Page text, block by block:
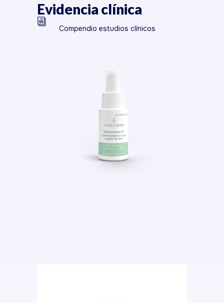
Evidencia clínica
Compendio estudios clínicos